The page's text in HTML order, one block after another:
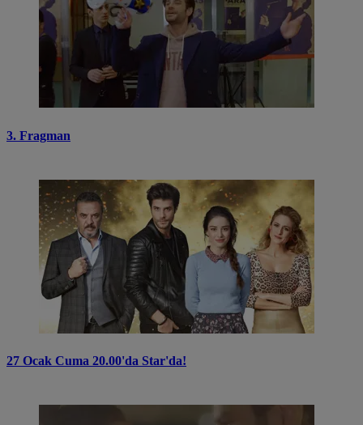
3. Fragman
27 Ocak Cuma 20.00'da Star'da!